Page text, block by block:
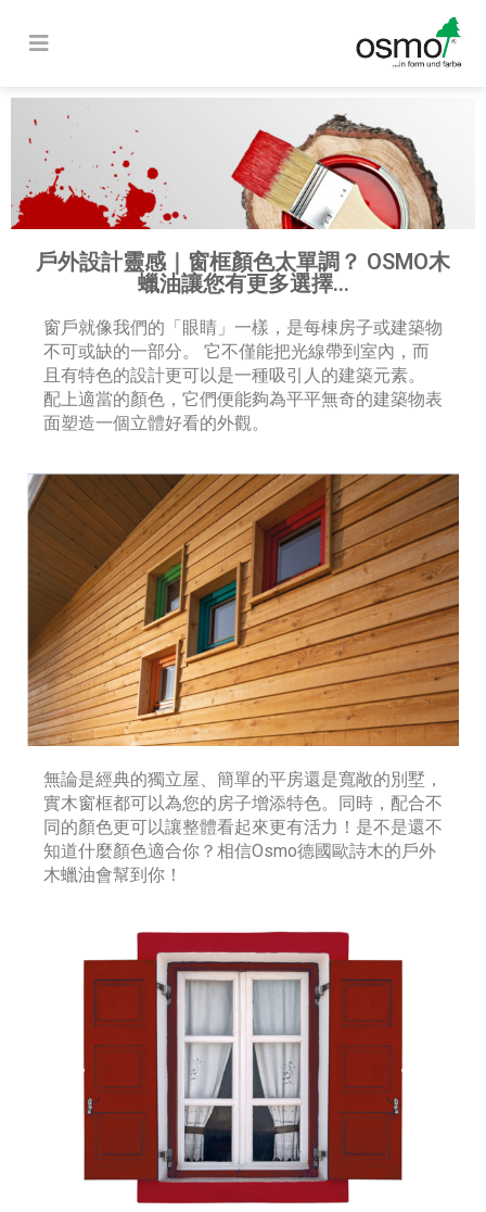
戶外設計靈感｜窗框顏色太單調？ OSMO木
蠟油讓您有更多選擇...
窗戶就像我們的「眼睛」一樣，是每棟房子或建築物
不可或缺的一部分。 它不僅能把光線帶到室內，而
且有特色的設計更可以是一種吸引人的建築元素。
配上適當的顏色，它們便能夠為平平無奇的建築物表
面塑造一個立體好看的外觀。
無論是經典的獨立屋、簡單的平房還是寬敞的別墅，
實木窗框都可以為您的房子增添特色。同時，配合不
同的顏色更可以讓整體看起來更有活力！是不是還不
知道什麼顏色適合你？相信Osmo德國歐詩木的戶外
木蠟油會幫到你！